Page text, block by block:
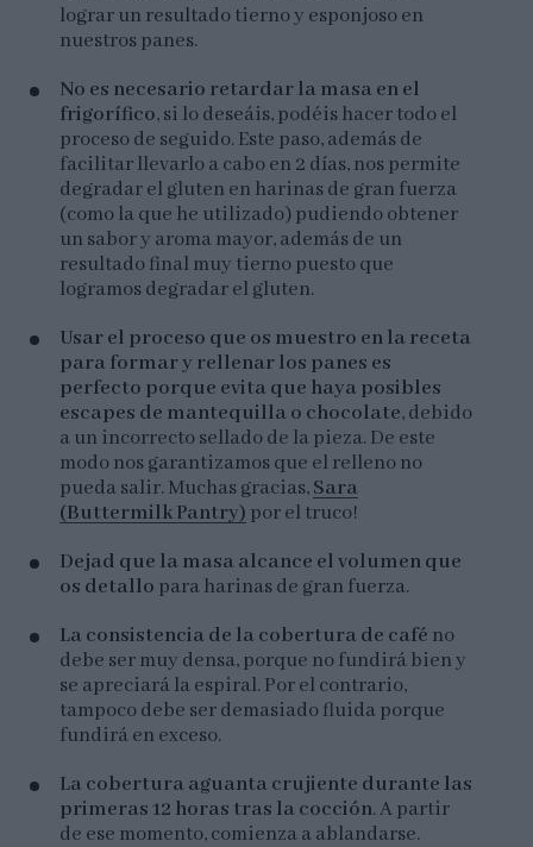
lograr un resultado tierno y esponjoso en
nuestros panes.
No es necesario retardar la masa en el
frigorífico, si lo deseáis, podéis hacer todo el
proceso de seguido. Este paso, además de
facilitar llevarlo a cabo en 2 días, nos permite
degradar el gluten en harinas de gran fuerza
(como la que he utilizado) pudiendo obtener
un sabor y aroma mayor, además de un
resultado final muy tierno puesto que
logramos degradar el gluten.
Usar el proceso que os muestro en la receta
para formar y rellenar los panes es
perfecto porque evita que haya posibles
escapes de mantequilla o chocolate, debido
a un incorrecto sellado de la pieza. De este
modo nos garantizamos que el relleno no
pueda salir. Muchas gracias,Sara
(Buttermilk Pantry) por el truco!
Dejad que la masa alcance el volumen que
os detallo para harinas de gran fuerza.
La consistencia de la cobertura de café no
debe ser muy densa, porque no fundirá bien y
se apreciará la espiral. Por el contrario,
tampoco debe ser demasiado fluida porque
fundirá en exceso.
La cobertura aguanta crujiente durante las
primeras 12 horas tras la cocción. A partir
de ese momento, comienza a ablandarse.